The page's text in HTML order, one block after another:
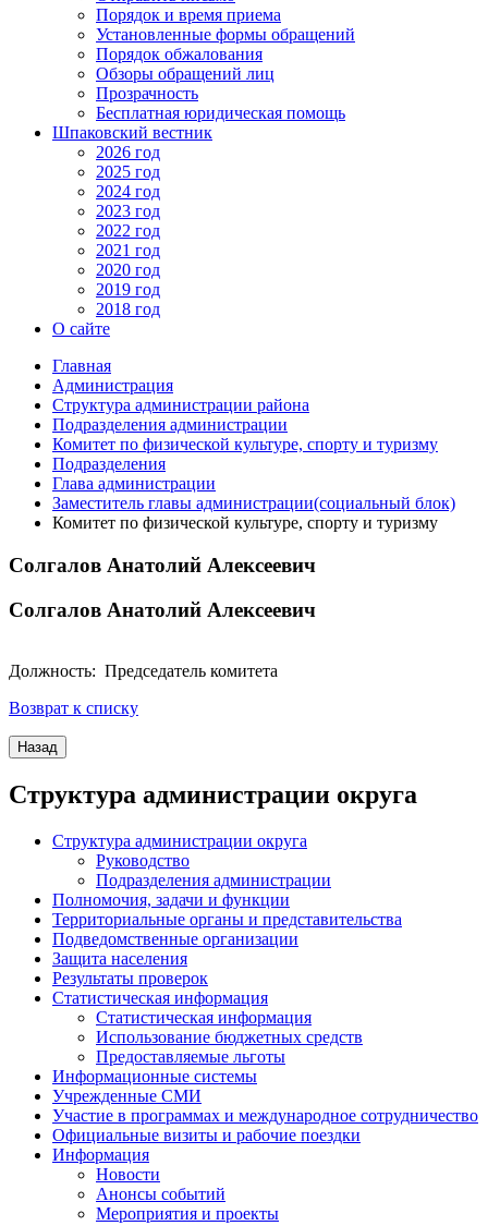
Порядок и время приема
Установленные формы обращений
Порядок обжалования
Обзоры обращений лиц
Прозрачность
Бесплатная юридическая помощь
Шпаковский вестник
2026 год
2025 год
2024 год
2023 год
2022 год
2021 год
2020 год
2019 год
2018 год
О сайте
Главная
Администрация
Структура администрации района
Подразделения администрации
Комитет по физической культуре, спорту и туризму
Подразделения
Глава администрации
Заместитель главы администрации(социальный блок)
Комитет по физической культуре, спорту и туризму
Солгалов Анатолий Алексеевич
Солгалов Анатолий Алексеевич
Должность: Председатель комитета
Возврат к списку
Структура администрации округа
Структура администрации округа
Руководство
Подразделения администрации
Полномочия, задачи и функции
Территориальные органы и представительства
Подведомственные организации
Защита населения
Результаты проверок
Статистическая информация
Статистическая информация
Использование бюджетных средств
Предоставляемые льготы
Информационные системы
Учрежденные СМИ
Участие в программах и международное сотрудничество
Официальные визиты и рабочие поездки
Информация
Новости
Анонсы событий
Мероприятия и проекты